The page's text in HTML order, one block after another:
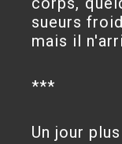
sueurs
mais il
***
Un jour